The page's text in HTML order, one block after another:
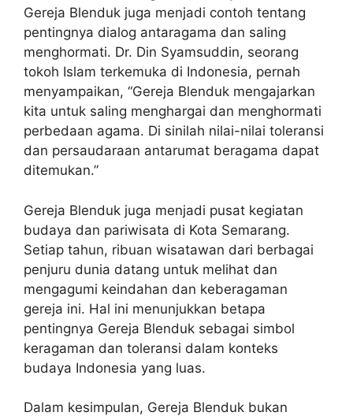
Gereja Blenduk juga menjadi contoh tentang
pentingnya dialog antaragama dan saling
menghormati. Dr. Din Syamsuddin, seorang
tokoh Islam terkemuka di Indonesia, pernah
menyampaikan, “Gereja Blenduk mengajarkan
kita untuk saling menghargai dan menghormati
perbedaan agama. Di sinilah nilai-nilai toleransi
dan persaudaraan antarumat beragama dapat
ditemukan.”
Gereja Blenduk juga menjadi pusat kegiatan
budaya dan pariwisata di Kota Semarang.
Setiap tahun, ribuan wisatawan dari berbagai
penjuru dunia datang untuk melihat dan
mengagumi keindahan dan keberagaman
gereja ini. Hal ini menunjukkan betapa
pentingnya Gereja Blenduk sebagai simbol
keragaman dan toleransi dalam konteks
budaya Indonesia yang luas.
Dalam kesimpulan, Gereja Blenduk bukan